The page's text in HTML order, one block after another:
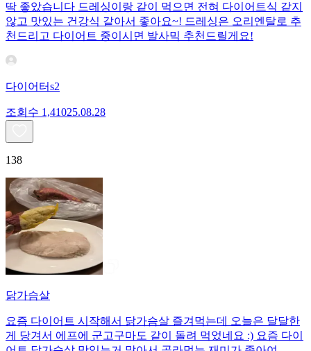
딱 좋았습니다 드레싱이랑 같이 먹으면 전혀 다이어트식 같지
않고 맛있는 건강식 같아서 좋아요~! 드레싱은 오리엔탈로 추
천드리고 다이어트 중이시면 발사믹 추천드릴게요!
다이어터s2
조회수 1,41025.08.28
138
닭가슴살
요즘 다이어트 시작해서 닭가슴살 즐겨먹는데 오늘은 달달한
게 당겨서 에프에 군고구마도 같이 돌려 먹었네요 :) 요즘 다이